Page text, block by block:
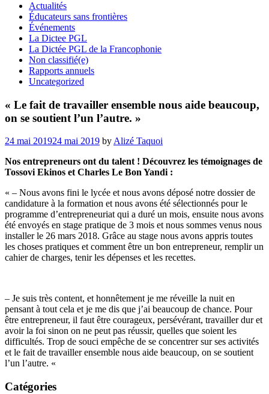
Actualités
Éducateurs sans frontières
Événements
La Dictee PGL
La Dictée PGL de la Francophonie
Non classifié(e)
Rapports annuels
Uncategorized
« Le fait de travailler ensemble nous aide beaucoup,
on se soutient l’un l’autre. »
Posted
24 mai 201924 mai 2019 byAlizé Taquoi
Nos entrepreneurs ont du talent ! Découvrez les témoignages de
Tossovi Ekinos et Charles Le Bon Yandi :
« – Nous avons fini le lycée et nous avons déposé notre dossier de
candidature à la formation et nous avons été sélectionnés pour le
programme d’entrepreneuriat qui a duré un mois, ensuite nous avons
été envoyés en stage pratique de 3 mois et nous sommes venus nous
installer le 26 mars 2018. Grâce au stage nous avons appris toutes
les choses pratiques et comment être un bon entrepreneur, remplir un
cahier de charges, tenir les dépenses et les recettes.
– Je suis très content, et honnêtement je me réveille la nuit en
pensant à tout cela et je me dis que j’ai beaucoup de chance. Pour
être entrepreneur, il faut être courageux, persévérant, travailler dur et
avoir la foi sinon on ne peut pas réussir, quelles que soient les
difficultés. Trop de souci empêche de se concentrer sur ses activités
et le fait de travailler ensemble nous aide beaucoup, on se soutient
l’un l’autre. «
Catégories